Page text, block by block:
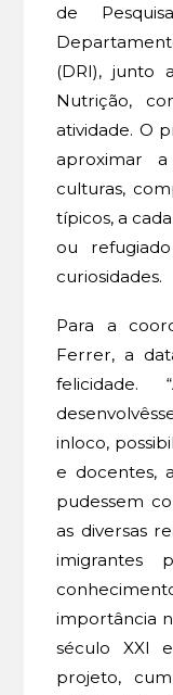
de
(DRI), junto
Nutrição,
atividade. O
aproximar
culturas,
típicos, a
ou
curiosidades.
Para a
Ferrer, a
inloco,
e docentes,
pudessem
as diversas
imigrantes
importância
século XXI
projeto,